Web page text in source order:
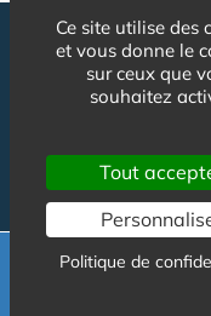
Suivez-nous
Demande
gratuit
Ce site utilise des
et vous donne le
sur ceux que
souhaitez
Tout
Politique de